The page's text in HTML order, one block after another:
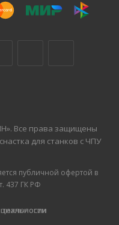
Все права защищены
для станков с ЧПУ
публичной офертой в
437 ГК РФ